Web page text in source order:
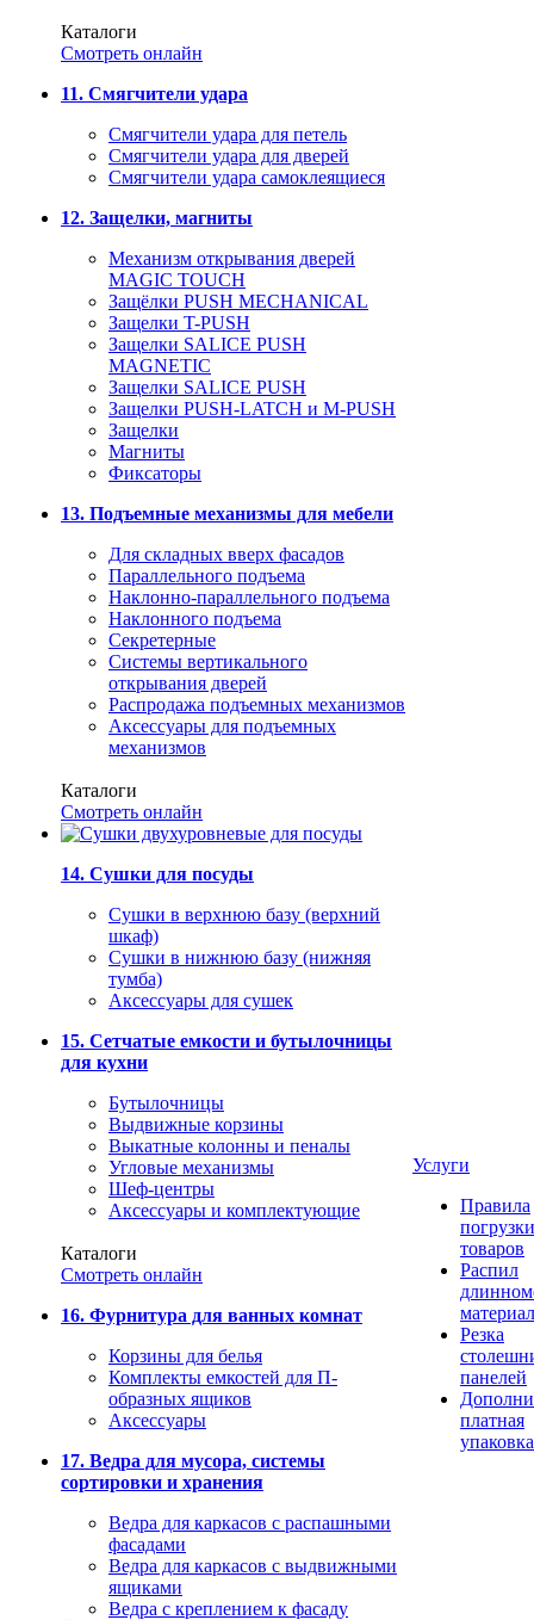
Каталоги
Смотреть онлайн
11. Смягчители удара
Смягчители удара для петель
Смягчители удара для дверей
Cмягчители удара самоклеящиеся
12. Защелки, магниты
Механизм открывания дверей
MAGIC TOUCH
Защёлки PUSH MECHANICAL
Защелки T-PUSH
Защелки SALICE PUSH
MAGNETIC
Защелки SALICE PUSH
Защелки PUSH-LATCH и M-PUSH
Защелки
Магниты
Фиксаторы
13. Подъемные механизмы для мебели
Для складных вверх фасадов
Параллельного подъема
Наклонно-параллельного подъема
Наклонного подъема
Секретерные
Системы вертикального
открывания дверей
Распродажа подъемных механизмов
Аксессуары для подъемных
механизмов
Каталоги
Смотреть онлайн
14. Сушки для посуды
Сушки в верхнюю базу (верхний
шкаф)
Сушки в нижнюю базу (нижняя
тумба)
Аксессуары для сушек
15. Сетчатые емкости и бутылочницы
для кухни
Бутылочницы
Выдвижные корзины
Выкатные колонны и пеналы
Угловые механизмы
Шеф-центры
Аксессуары и комплектующие
Каталоги
Смотреть онлайн
16. Фурнитура для ванных комнат
Корзины для белья
Комплекты емкостей для П-
образных ящиков
Аксессуары
17. Ведра для мусора, системы
сортировки и хранения
Ведра для каркасов с распашными
фасадами
Ведра для каркасов с выдвижными
ящиками
Ведра с креплением к фасаду
Услуги
Правила
погрузки
товаров
Распил
Резка
панелей
платная
упаковка